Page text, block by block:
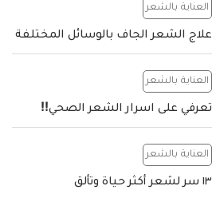
العناية بالشعر
علاج الشعر الجاف بالوسائل المختلفة
العناية بالشعر
تعرفي على اسرار الشعر الصحي!!
العناية بالشعر
١٣ سر لشعر أكثر حياة وتألق